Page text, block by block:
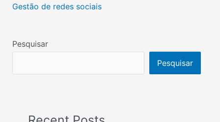
Gestão de redes sociais
Pesquisar
Pesquisar